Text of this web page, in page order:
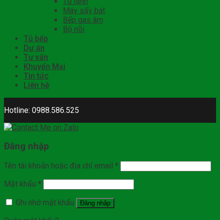
Máy sấy bát
Bếp gas âm
Bộ nồi
Tủ bếp
Dự án
Tư vấn
Khuyến Mại
Tin tức
Liên hệ
Hotline: 0988.586.525
Đăng nhập
Tên tài khoản hoặc địa chỉ email *
Mật khẩu *
Ghi nhớ mật khẩu
Đăng nhập